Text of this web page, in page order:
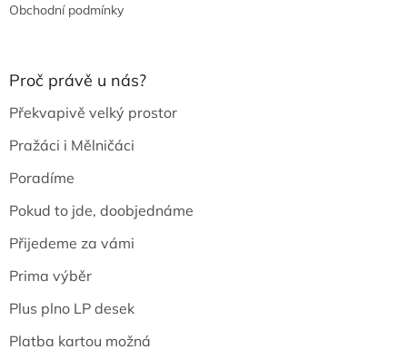
Obchodní podmínky
Proč právě u nás?
Překvapivě velký prostor
Pražáci i Mělničáci
Poradíme
Pokud to jde, doobjednáme
Přijedeme za vámi
Prima výběr
Plus plno LP desek
Platba kartou možná